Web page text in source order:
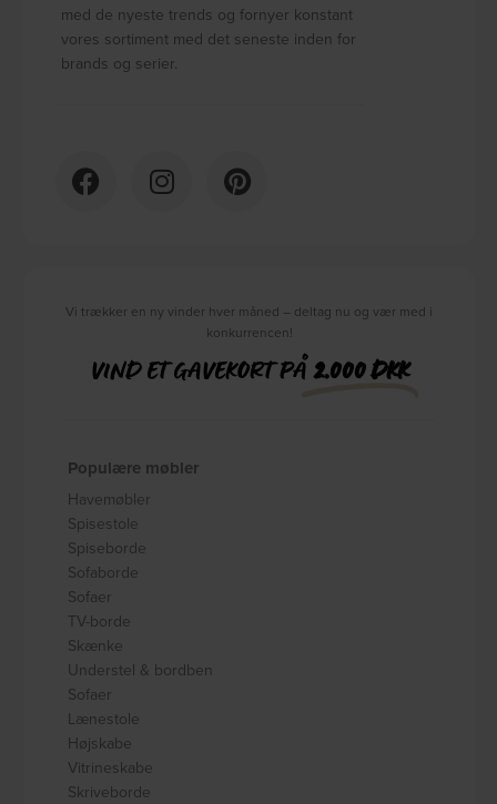
med de nyeste trends og fornyer konstant
vores sortiment med det seneste inden for
brands og serier.
Vi trækker en ny vinder hver måned – deltag nu og vær med i
konkurrencen!
VIND ET GAVEKORT PÅ2.000 DKK
Populære møbler
Havemøbler
Spisestole
Spiseborde
Sofaborde
Sofaer
TV-borde
Skænke
Understel & bordben
Sofaer
Lænestole
Højskabe
Vitrineskabe
Skriveborde